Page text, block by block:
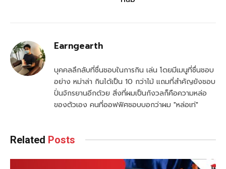
Earngearth
บุคคลลึกลับที่ชื่นชอบในการกิน เล่น โดยมีเมนูที่ชื่นชอบ
อย่าง หม่าล่า กินได้เป็น 10 กว่าไม้ แถมที่สำคัญยังชอบ
ปั่นจักรยานอีกด้วย สิ่งที่ผมเป็นกังวลก็คือความหล่อ
ของตัวเอง คนที่ออฟฟิศชอบบอกว่าผม "หล่อเท่"
Related Posts